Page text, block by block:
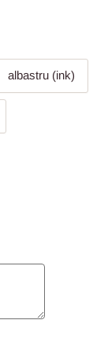
albastru (ink)